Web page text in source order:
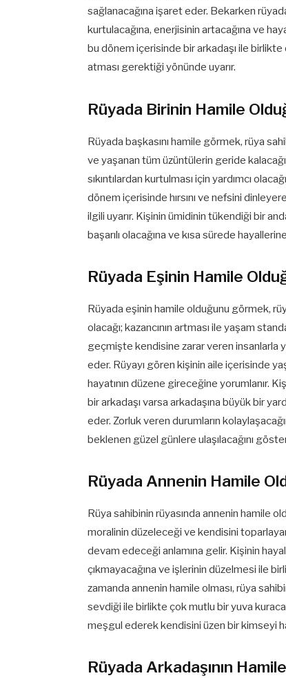
sağlanacağına işaret eder. Bekarken
kurtulacağına, enerjisinin artacağına ve
bu dönem içerisinde bir arkadaşı ile
atması gerektiği yönünde uyarır.
Rüyada Birinin Hamile
Rüyada başkasını hamile görmek, rüya
ve yaşanan tüm üzüntülerin geride
sıkıntılardan kurtulması için yardımcı
dönem içerisinde hırsını ve nefsini
ilgili uyarır. Kişinin ümidinin tükendiği bir anda
başarılı olacağına ve kısa sürede
Rüyada Eşinin Hamile
Rüyada eşinin hamile olduğunu görmek,
olacağı; kazancının artması ile yaşam
geçmişte kendisine zarar veren insanlarla
eder. Rüyayı gören kişinin aile içerisinde
hayatının düzene gireceğine yorumlanır.
bir arkadaşı varsa arkadaşına büyük bir
eder. Zorluk veren durumların
beklenen güzel günlere ulaşılacağını
Rüyada Annenin Hamile
Rüya sahibinin rüyasında annenin hamile
moralinin düzeleceği ve kendisini
devam edeceği anlamına gelir. Kişinin
çıkmayacağına ve işlerinin düzelmesi ile
zamanda annenin hamile olması, rüya
sevdiği ile birlikte çok mutlu bir yuva
meşgul ederek kendisini üzen bir kimseyi
Rüyada Arkadaşının